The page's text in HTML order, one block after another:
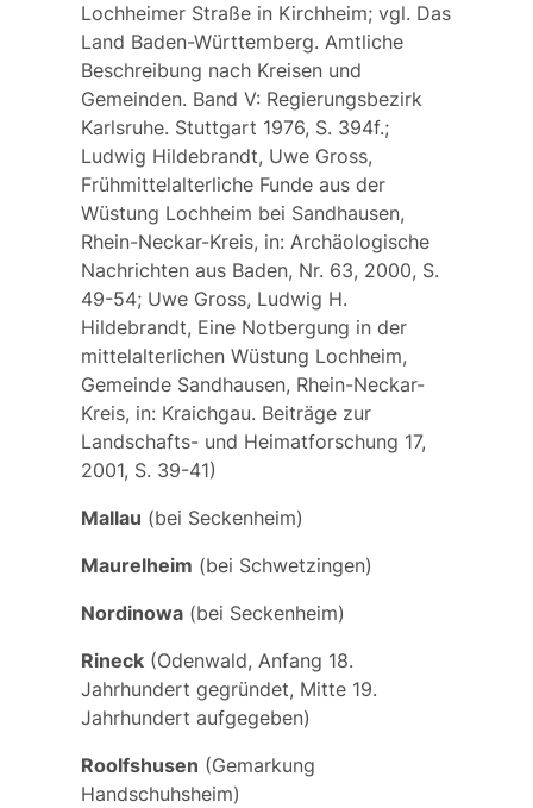
Lochheimer Straßein Kirchheim; vgl. Das
Land Baden-Württemberg. Amtliche
Beschreibung nach Kreisen und
Gemeinden. Band V: Regierungsbezirk
Karlsruhe. Stuttgart 1976, S. 394f.;
Ludwig Hildebrandt, Uwe Gross,
Frühmittelalterliche Funde aus der
Wüstung Lochheim bei Sandhausen,
Rhein-Neckar-Kreis, in: Archäologische
Nachrichten aus Baden, Nr. 63, 2000, S.
49-54; Uwe Gross, Ludwig H.
Hildebrandt, Eine Notbergung in der
mittelalterlichen Wüstung Lochheim,
Gemeinde Sandhausen, Rhein-Neckar-
Kreis, in: Kraichgau. Beiträge zur
Landschafts- und Heimatforschung 17,
2001, S. 39-41)
Mallau (bei Seckenheim)
Maurelheim (bei Schwetzingen)
Nordinowa(bei Seckenheim)
Rineck(Odenwald, Anfang 18.
Jahrhundert gegründet, Mitte 19.
Jahrhundert aufgegeben)
Roolfshusen (Gemarkung
Handschuhsheim)